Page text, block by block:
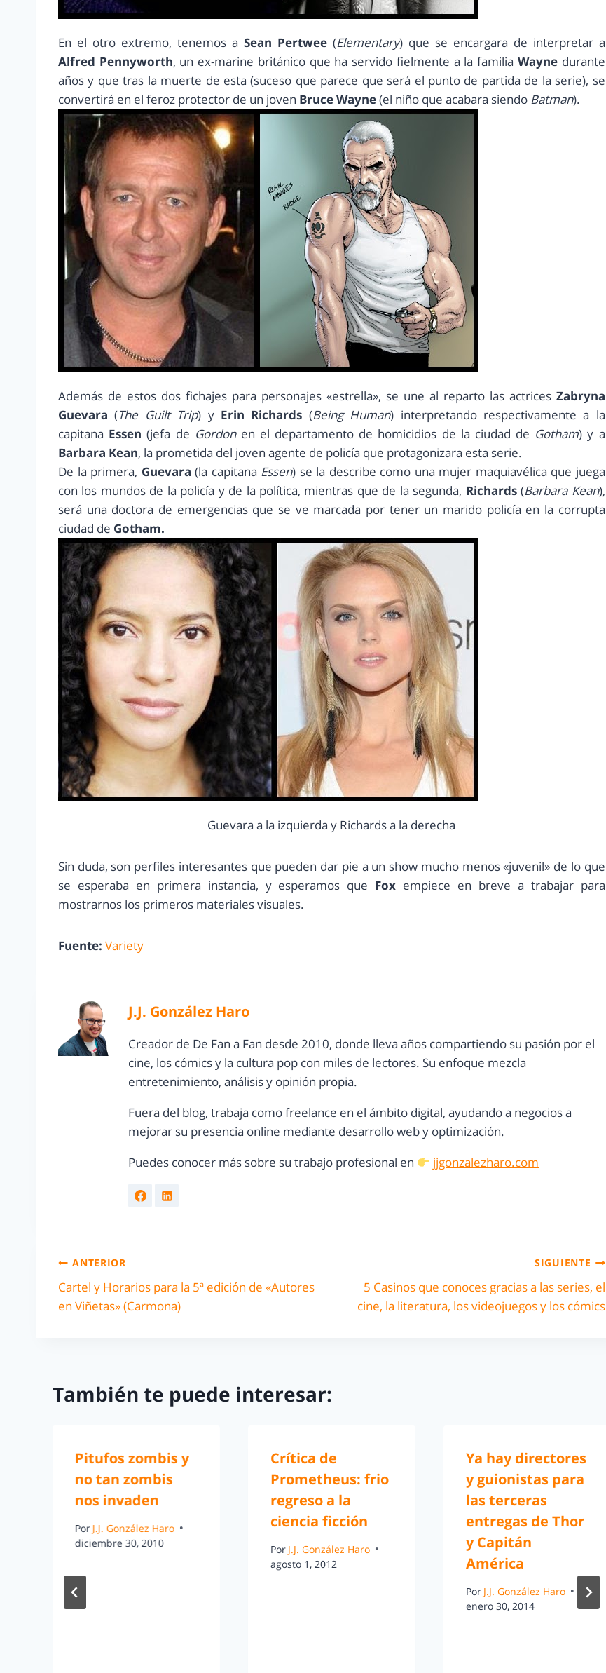
En el otro extremo, tenemos a Sean Pertwee (Elementary) que se encargara de interpretar a
Alfred Pennyworth, un ex-marine británico que ha servido fielmente a la familia Waynedurante
años y que tras la muerte de esta (suceso que parece que será el punto de partida de la serie), se
convertirá en el feroz protector de un joven Bruce Wayne(el niño que acabara siendo Batman).
Además de estos dos fichajes para personajes «estrella», se une al reparto las actrices Zabryna
Guevara (The Guilt Trip) y Erin Richards (Being Human) interpretando respectivamente a la
capitana Essen (jefa de Gordonen el departamento de homicidios de la ciudad de Gotham) y a
Barbara Kean, la prometida del joven agente de policía que protagonizara esta serie.
De la primera, Guevara (la capitana Essen) se la describe como una mujer maquiavélica que juega
con los mundos de la policía y de la política, mientras que de la segunda, Richards(Barbara Kean),
será una doctora de emergencias que se ve marcada por tener un marido policía en la corrupta
ciudad de Gotham.
Guevara a la izquierda y Richards a la derecha
Sin duda, son perfiles interesantes que pueden dar pie a un show mucho menos «juvenil» de lo que
se esperaba en primera instancia, y esperamos que Fox empiece en breve a trabajar para
mostrarnos los primeros materiales visuales.
Fuente: Variety
J.J. González Haro
Creador de De Fan a Fan desde 2010, donde lleva años compartiendo su pasión por el
cine, los cómics y la cultura pop con miles de lectores. Su enfoque mezcla
entretenimiento, análisis y opinión propia.
Fuera del blog, trabaja como freelance en el ámbito digital, ayudando a negocios a
mejorar su presencia online mediante desarrollo web y optimización.
Puedes conocer más sobre su trabajo profesional en
jjgonzalezharo.com
ANTERIOR
Cartel y Horarios para la 5ª edición de «Autores
en Viñetas» (Carmona)
SIGUIENTE
5 Casinos que conoces gracias a las series, el
cine, la literatura, los videojuegos y los cómics
También te puede interesar:
Pitufos zombis y
no tan zombis
nos invaden
PorJ.J. González Haro
diciembre 30, 2010
Crítica de
Prometheus: frio
regreso a la
ciencia ficción
Por J.J. González Haro
agosto 1, 2012
Ya hay directores
y guionistas para
las terceras
entregas de Thor
y Capitán
América
Por J.J. González Haro
enero 30, 2014